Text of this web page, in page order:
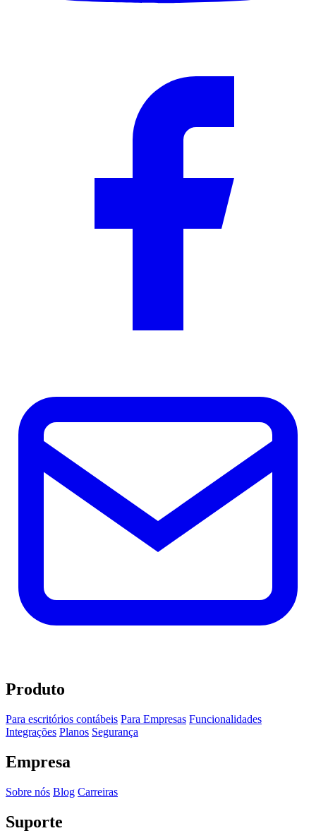
Produto
Para escritórios contábeis Para Empresas Funcionalidades
Integrações Planos Segurança
Empresa
Sobre nós Blog Carreiras
Suporte